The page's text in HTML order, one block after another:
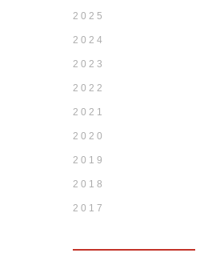
2 0 2 5
2 0 2 4
2 0 2 3
2 0 2 2
2 0 2 1
2 0 2 0
2 0 1 9
2 0 1 8
2 0 1 7